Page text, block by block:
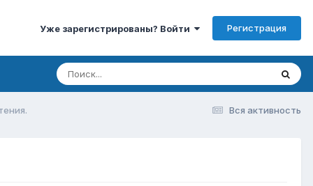
Уже зарегистрированы? Войти Регистрация
Вся активность